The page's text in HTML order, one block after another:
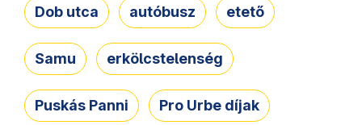
Dob utca autóbusz etető
Samu erkölcstelenség
Puskás Panni Pro Urbe díjak